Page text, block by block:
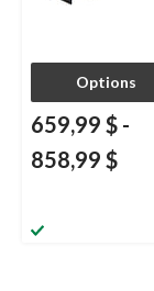
Options
659,99 $ -
858,99 $